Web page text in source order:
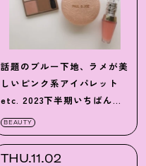
話題のブルー下地、ラメが美
しいピンク系アイパレット
etc. 2023下半期いちばん使
えたのは
バズりコスメ】
BEAUTY
THU.11.02